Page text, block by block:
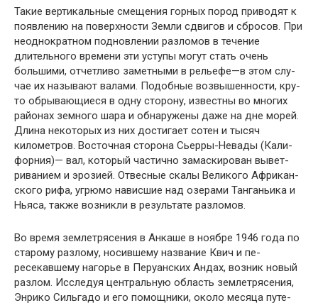
Такие вертикальные смещения горных пород приво­дят к
появлению на поверхности Земли сдвигов и сбро­сов. При
неоднократном подновлении разломов в тече­ние
длительного времени эти уступы могут стать очень
большими, отчетливо заметными в рельефе—в этом слу­
чае их называют валами. Подобные возвышенности, кру­
то обрывающиеся в одну сторону, известны во многих
районах земного шара и обнаружены даже на дне мо­рей.
Длина некоторых из них достигает сотен и тысяч
километров. Восточная сторона Сьерры-Невады (Кали­
форния)— вал, который частично замаскирован вывет­
риванием и эрозией. Отвесные скалы Великого Африкан­
ского рифа, угрюмо нависшие над озерами Танганьика и
Ньяса, также возникли в результате разломов.
Во время землетрясения в Анкаше в ноябре 1946 го­да по
старому разлому, носившему название Квич и пе­
ресекавшему нагорье в Перуанских Андах, возник новый
разлом. Исследуя центральную область землетрясения,
Энрико Сильгадо и его помощники, около месяца путе­